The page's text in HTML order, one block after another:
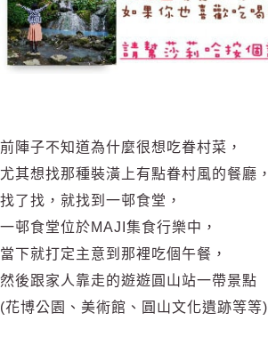
前陣子不知道為什麼很想吃眷村菜，
尤其想找那種裝潢上有點眷村風的餐廳，
找了找，就找到一邨食堂，
一邨食堂位於MAJI集食行樂中，
當下就打定主意到那裡吃個午餐，
然後跟家人靠走的遊遊圓山站一帶景點
(花博公園、美術館、圓山文化遺跡等等)